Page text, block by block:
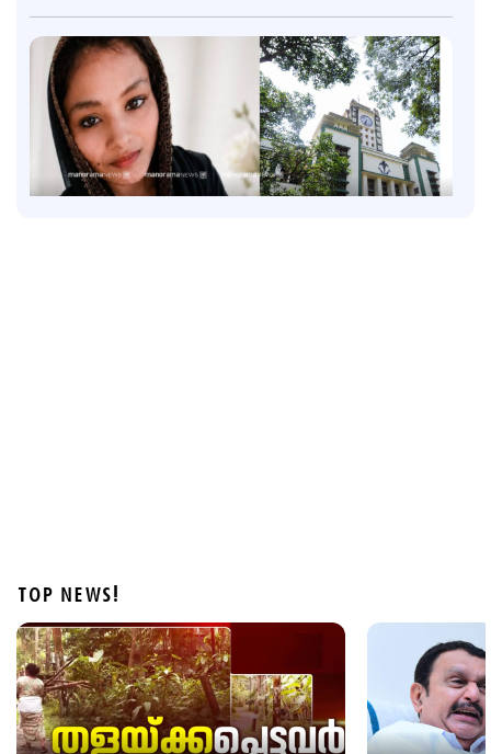
Latest
കടലില്‍ കാണാതായവര്‍ക്കായി തിരച്ചില്‍ ഊര്‍ജിതം;
സ്‌കൂബ അംഗങ്ങളുടെ എണ്ണം കൂട്ടും
2 hours ago
TOP NEWS!